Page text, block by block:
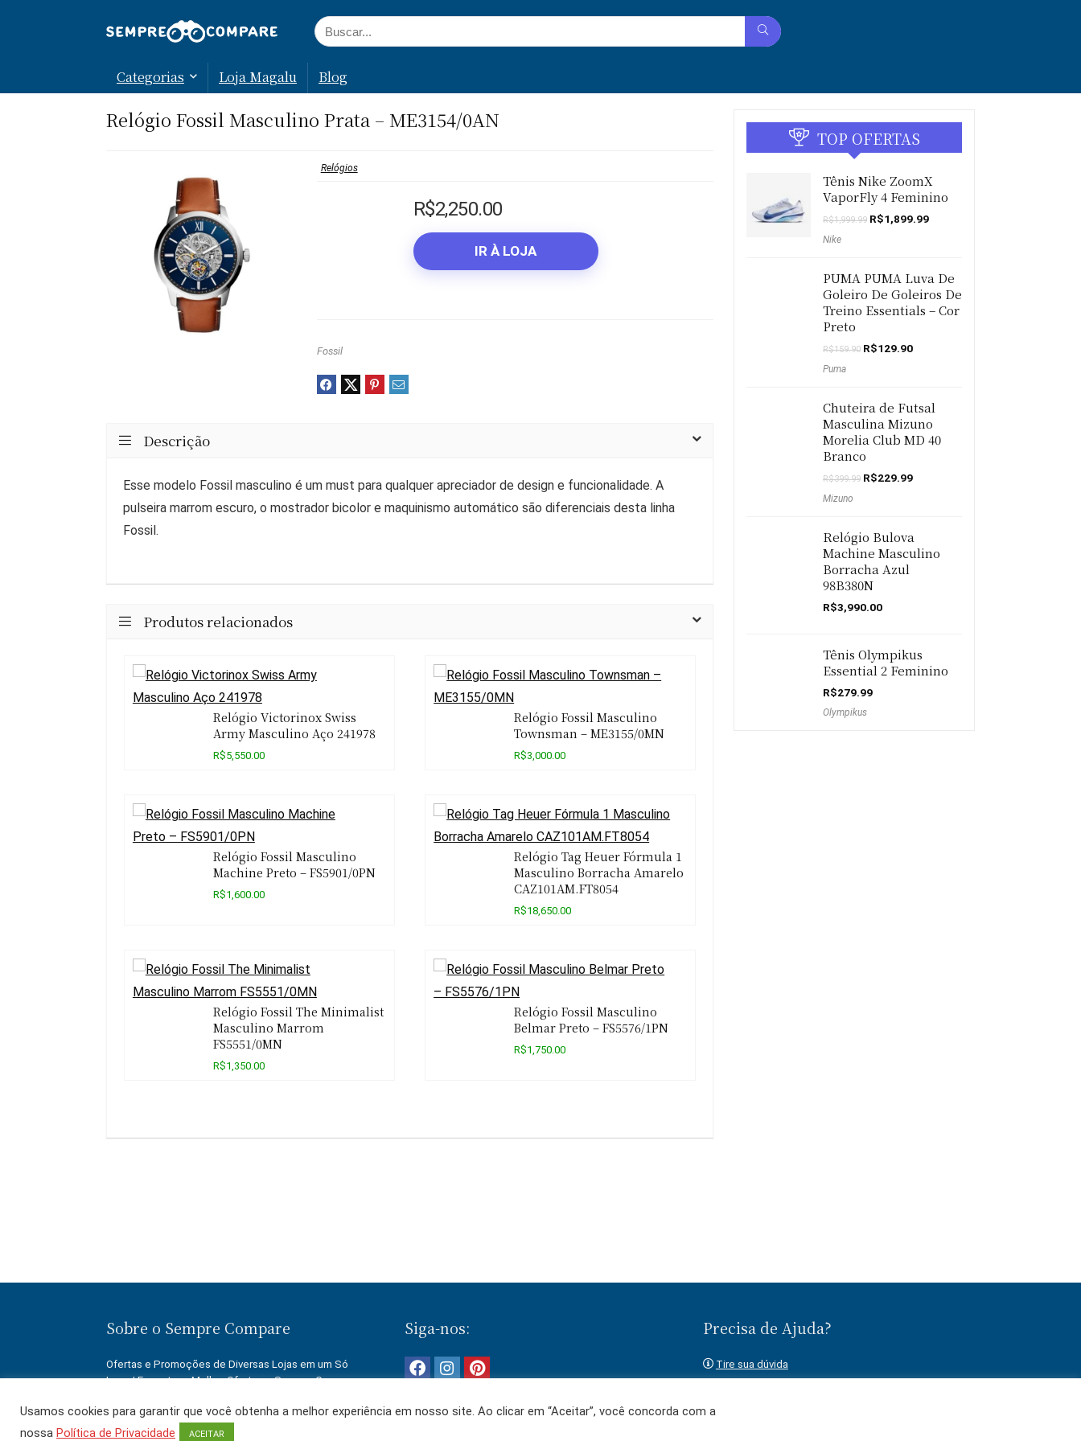
Categorias Loja Magalu Blog
Relógio Fossil Masculino Prata – ME3154/0AN
Relógios
R$2,250.00
IR À LOJA
Fossil
Descrição
Esse modelo Fossil masculino é um must para qualquer apreciador de design e funcionalidade. A
pulseira marrom escuro, o mostrador bicolor e maquinismo automático são diferenciais desta linha
Fossil.
Produtos relacionados
Relógio Victorinox Swiss
Army Masculino Aço 241978
R$5,550.00
Relógio Fossil Masculino
Townsman – ME3155/0MN
R$3,000.00
Relógio Fossil Masculino
Machine Preto – FS5901/0PN
R$1,600.00
Relógio Tag Heuer Fórmula 1
Masculino Borracha Amarelo
CAZ101AM.FT8054
R$18,650.00
Relógio Fossil The Minimalist
Masculino Marrom
FS5551/0MN
R$1,350.00
Relógio Fossil Masculino
Belmar Preto – FS5576/1PN
R$1,750.00
TOP OFERTAS
Tênis Nike ZoomX
VaporFly 4 Feminino
R$1,999.99 O
R$1,899.99O
Nike
PUMA PUMA Luva De
Goleiro De Goleiros De
Treino Essentials – Cor
Preto
R$159.90 O
R$129.90O
Puma
Chuteira de Futsal
Masculina Mizuno
Morelia Club MD 40
Branco
R$399.99 O
R$229.99O
Mizuno
Relógio Bulova
Machine Masculino
Borracha Azul
98B380N
R$3,990.00
Tênis Olympikus
Essential 2 Feminino
R$279.99
Olympikus
Sobre o Sempre Compare
Ofertas e Promoções de Diversas Lojas em um Só
Lugar! Encontre a Melhor Oferta no Sempre Compare e
Siga-nos: Precisa de Ajuda?
Tire sua dúvida
Usamos cookies para garantir que você obtenha a melhor experiência em nosso site. Ao clicar em “Aceitar”, você concorda com a
nossa Política de Privacidade ACEITAR